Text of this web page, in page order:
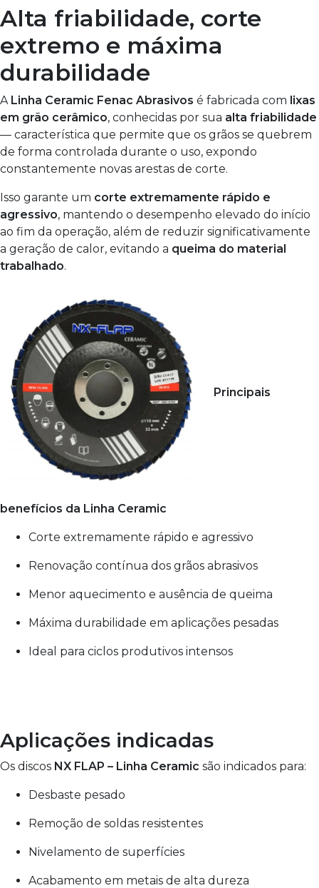
Alta friabilidade, corte
extremo e máxima
durabilidade
A Linha Ceramic Fenac Abrasivos é fabricada com lixas
em grão cerâmico, conhecidas por sua alta friabilidade
— característica que permite que os grãos se quebrem
de forma controlada durante o uso, expondo
constantemente novas arestas de corte.
Isso garante um corte extremamente rápido e
agressivo, mantendo o desempenho elevado do início
ao fim da operação, além de reduzir significativamente
a geração de calor, evitando a queima do material
trabalhado.
Principais
benefícios da Linha Ceramic
Corte extremamente rápido e agressivo
Renovação contínua dos grãos abrasivos
Menor aquecimento e ausência de queima
Máxima durabilidade em aplicações pesadas
Ideal para ciclos produtivos intensos
Aplicações indicadas
Os discos NX FLAP – Linha Ceramic são indicados para:
Desbaste pesado
Remoção de soldas resistentes
Nivelamento de superfícies
Acabamento em metais de alta dureza